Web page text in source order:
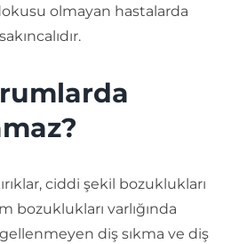
olmayan hastalarda
ciddi şekil bozuklukları
bozuklukları varlığında
diş sıkma ve diş